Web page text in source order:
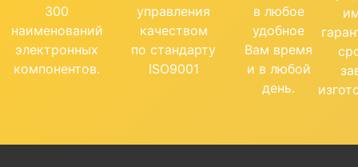
300
наименований
электронных
компонентов.
управления
качеством
по стандарту
ISO9001
в любое
удобное
Вам время
и в любой
день.